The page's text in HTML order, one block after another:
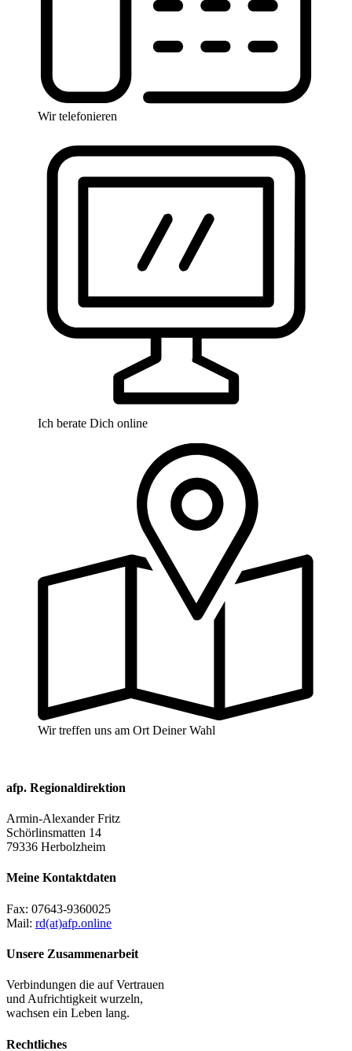
Wir telefonieren
Ich berate Dich online
Wir treffen uns am Ort Deiner Wahl
afp. Regionaldirektion
Armin-Alexander Fritz
Schörlinsmatten 14
79336 Herbolzheim
Meine Kontaktdaten
Fax: 07643-9360025
Mail: rd(at)afp.online
Unsere Zusammenarbeit
Verbindungen die auf Vertrauen
und Aufrichtigkeit wurzeln,
wachsen ein Leben lang.
Rechtliches